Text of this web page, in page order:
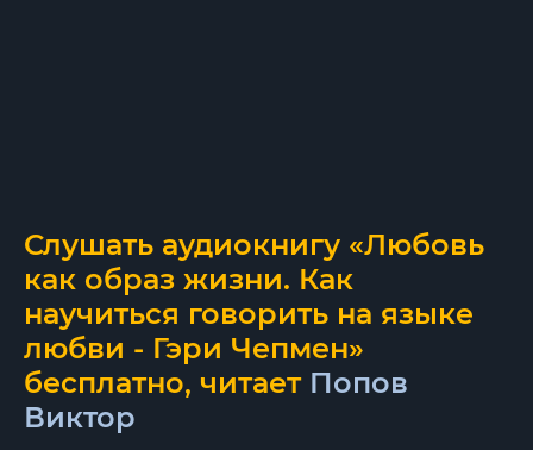
Слушать аудиокнигу «Любовь
как образ жизни. Как
научиться говорить на языке
любви - Гэри Чепмен»
бесплатно, читает Попов
Виктор